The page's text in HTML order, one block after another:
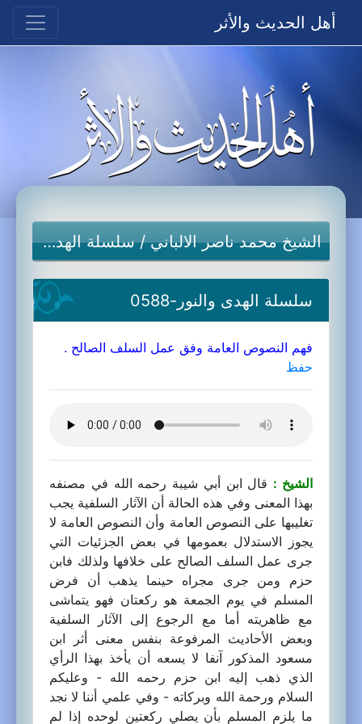
أهل الحديث والأثر
الشيخ محمد ناصر الالباني/سلسلة الهدى والنور-جديد
سلسلة الهدى والنور-0588
فهم النصوص العامة وفق عمل السلف الصالح .
حفظ
الشيخ : قال ابن أبي شيبة رحمه الله في مصنفه
بهذا المعنى وفي هذه الحالة أن الآثار السلفية يجب
تغليبها على النصوص العامة وأن النصوص العامة لا
يجوز الاستدلال بعمومها في بعض الجزئيات التي
جرى عمل السلف الصالح على خلافها ولذلك فابن
حزم ومن جرى مجراه حينما يذهب أن فرض
المسلم في يوم الجمعة هو ركعتان فهو يتماشى
مع ظاهريته أما مع الرجوع إلى الآثار السلفية
وبعض الأحاديث المرفوعة بنفس معنى أثر ابن
مسعود المذكور آنفا لا يسعه أن يأخذ بهذا الرأي
الذي ذهب إليه ابن حزم رحمه الله - وعليكم
السلام ورحمة الله وبركاته - وفي علمي أننا لا نجد
ما يلزم المسلم بأن يصلي ركعتين لوحده إذا لم